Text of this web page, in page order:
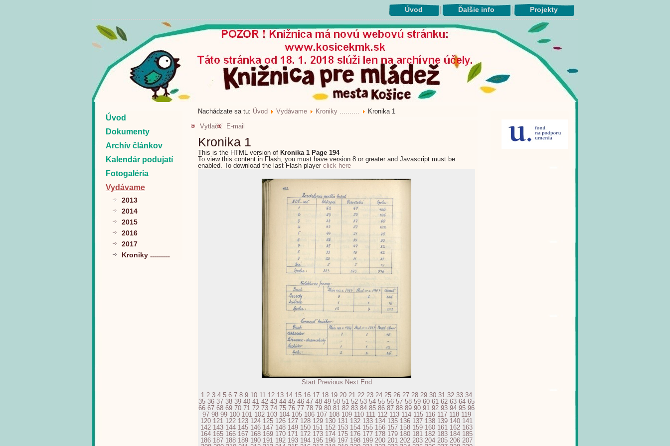
Úvod Ďalšie info Projekty
Úvod
Dokumenty
Archív článkov
Kalendár podujatí
Fotogaléria
Vydávame
2013
2014
2015
2016
2017
Kroniky ..........
Nachádzate sa tu: Úvod Vydávame Kroniky ..........
Kronika 1
Vytlačiť
E-mail
Kronika 1
This is the HTML version of Kronika 1 Page 194
To view this content in Flash, you must have version 8 or greater and Javascript must be
enabled. To download the last Flash player click here
Start Previous Next End
1 2 3 4 5 6 7 8 9 10 11 12 13 14 15 16 17 18 19 20 21 22 23 24 25 26 27 28 29 30 31 32 33 34
35 36 37 38 39 40 41 42 43 44 45 46 47 48 49 50 51 52 53 54 55 56 57 58 59 60 61 62 63 64 65
66 67 68 69 70 71 72 73 74 75 76 77 78 79 80 81 82 83 84 85 86 87 88 89 90 91 92 93 94 95 96
97 98 99 100 101 102 103 104 105 106 107 108 109 110 111 112 113 114 115 116 117 118 119
120 121 122 123 124 125 126 127 128 129 130 131 132 133 134 135 136 137 138 139 140 141
142 143 144 145 146 147 148 149 150 151 152 153 154 155 156 157 158 159 160 161 162 163
164 165 166 167 168 169 170 171 172 173 174 175 176 177 178 179 180 181 182 183 184 185
186 187 188 189 190 191 192 193 194 195 196 197 198 199 200 201 202 203 204 205 206 207